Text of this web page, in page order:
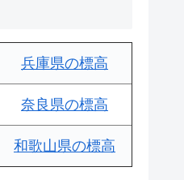
兵庫県の標高
奈良県の標高
和歌山県の標高